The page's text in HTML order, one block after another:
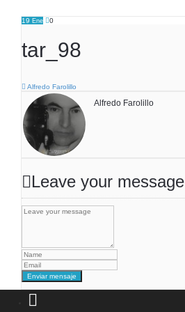
19 Ene 0
tar_98
Alfredo Farolillo
Alfredo Farolillo
Leave your message